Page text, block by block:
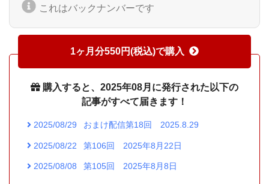
これはバックナンバーです
1ヶ月分550円(税込)で購入
購入すると、2025年08月に発行された以下の
記事がすべて届きます！
2025/08/29 おまけ配信第18回 2025.8.29
2025/08/22 第106回 2025年8月22日
2025/08/08 第105回 2025年8月8日